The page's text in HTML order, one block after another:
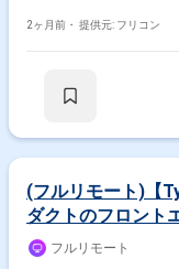
た出力機能の改修 ・フロ
2ヶ月前・ 提供元: フリコン
(フルリモート)【
ダクトのフロント
フルリモート